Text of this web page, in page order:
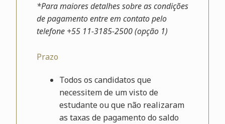
*Para maiores detalhes sobre as condições
de pagamento entre em contato pelo
telefone +55 11-3185-2500 (opção 1)
Prazo
Todos os candidatos que
necessitem de um visto de
estudante ou que não realizaram
as taxas de pagamento do saldo